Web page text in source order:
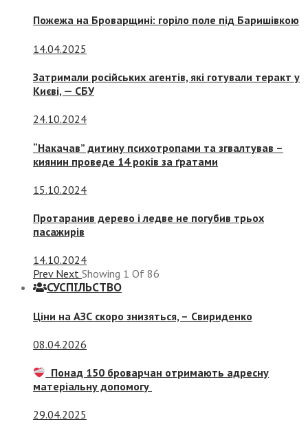
Пожежа на Броварщині: горіло поле під Баришівкою
14.04.2025
Затримали російських агентів, які готували теракт у
Києві, — СБУ
24.10.2024
“Накачав” дитину психотропами та згвалтував –
киянин проведе 14 років за ґратами
15.10.2024
Протаранив дерево і ледве не погубив трьох
пасажирів
14.10.2024
Prev Next Showing 1 Of 86
СУСПIЛЬСТВО
Ціни на АЗС скоро знизяться, – Свириденко
08.04.2026
Понад 150 броварчан отримають адресну
матеріальну допомогу
29.04.2025